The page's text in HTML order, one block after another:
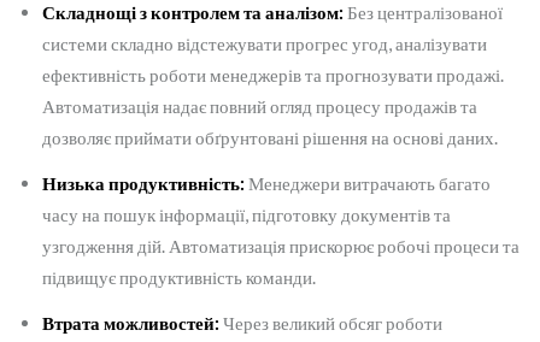
Складнощі з контролем та аналізом: Без централізованої
системи складно відстежувати прогрес угод, аналізувати
ефективність роботи менеджерів та прогнозувати продажі.
Автоматизація надає повний огляд процесу продажів та
дозволяє приймати обґрунтовані рішення на основі даних.
Низька продуктивність: Менеджери витрачають багато
часу на пошук інформації, підготовку документів та
узгодження дій. Автоматизація прискорює робочі процеси та
підвищує продуктивність команди.
Втрата можливостей: Через великий обсяг роботи